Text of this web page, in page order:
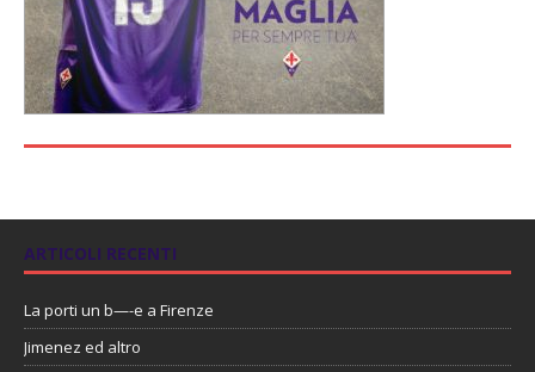
ARTICOLI RECENTI
La porti un b—-e a Firenze
Jimenez ed altro